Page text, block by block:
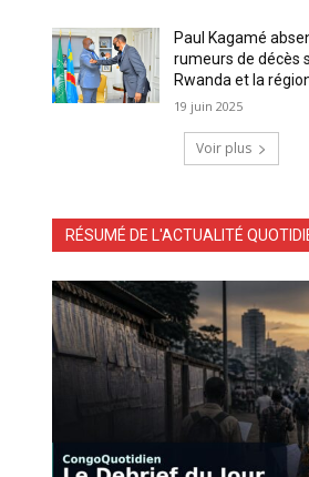
Paul Kagamé
rumeurs de décès
Rwanda et la
19 juin 2025
Voir plus
RÉSUMÉ DE L'ACTUALITÉ